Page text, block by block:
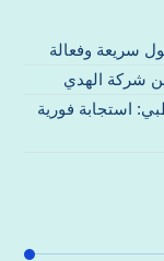
سريعة وفعالة
من شركة الهدي
استجابة فورية